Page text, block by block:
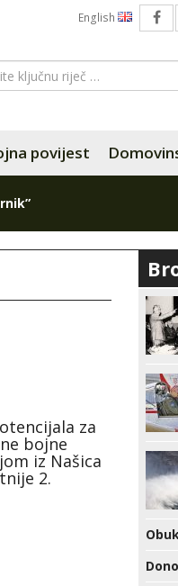
English
povijest
za
bojne
iz Našica
2.